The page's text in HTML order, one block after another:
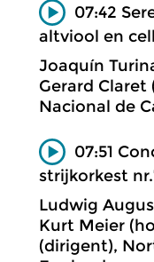
07:42
altviool en
Joaquín
Gerard
Nacional de
07:51
strijkorkest
Ludwig
Kurt Meier
(dirigent),